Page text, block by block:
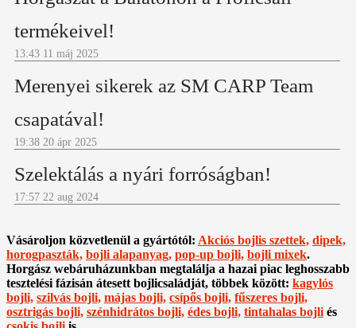
termékeivel!
13:43 11 máj 2025
Merenyei sikerek az SM CARP Team
csapatával!
19:38 20 ápr 2025
Szelektálás a nyári forróságban!
17:57 22 aug 2024
Vásároljon közvetlenül a gyártótól: Akciós bojlis szettek, dipek,
horogpaszták, bojli alapanyag, pop-up bojli, bojli mixek.
Horgász webáruházunkban megtalálja a hazai piac leghosszabb
tesztelési fázisán átesett bojlicsaládját, többek között: kagylós
bojli, szilvás bojli, májas bojli, csípős bojli, fűszeres bojli,
osztrigás bojli, szénhidrátos bojli, édes bojli, tintahalas bojli és